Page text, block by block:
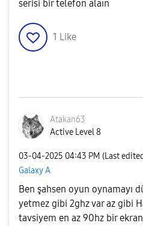
serisi bir telefon alaın
1 Like
Atakan63
Active Level 8
‎03-04-2025 04:43 PM (Last edited
Galaxy A
Ben şahsen oyun oynamayı
yetmez gibi 2ghz var az gibi
tavsiyem en az 90hz bir